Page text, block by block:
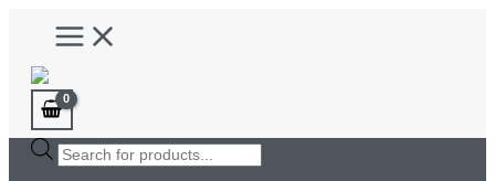
innehåll
Main
Menu
Products
search